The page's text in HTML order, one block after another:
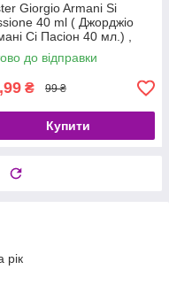
Giorgio Armani Si
40 ml ( Джорджіо
Сі Пасіон 40 мл.) ,
до відправки
₴ 99 ₴
Купити
рік